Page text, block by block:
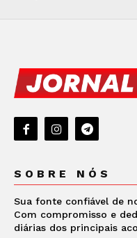
SOBRE NÓS
Sua fonte confiável de
Com compromisso e
diárias dos principais